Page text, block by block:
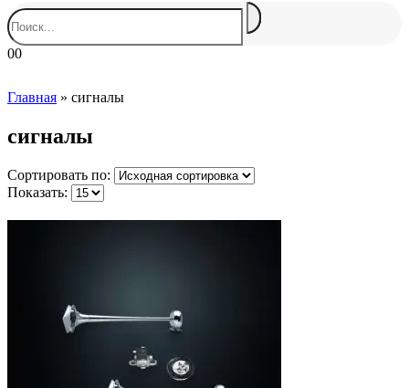
00
Главная » сигналы
сигналы
Сортировать по:
Показать: